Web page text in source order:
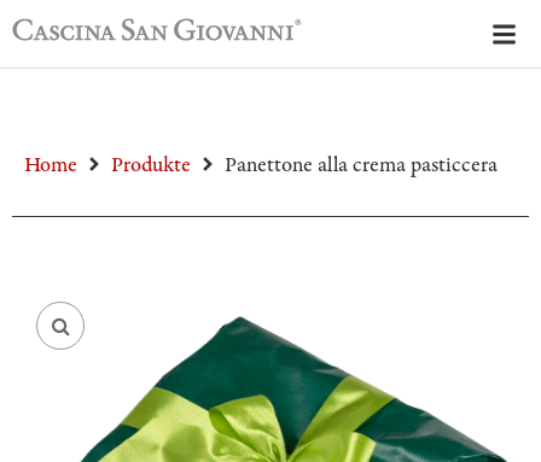
Home Produkte Panettone alla crema pasticcera